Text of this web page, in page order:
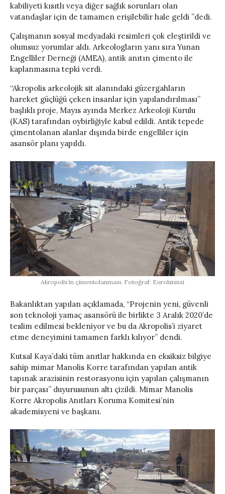
kabiliyeti kısıtlı veya diğer sağlık sorunları olan
vatandaşlar için de tamamen erişilebilir hale geldi ”dedi.
Çalışmanın sosyal medyadaki resimleri çok eleştirildi ve
olumsuz yorumlar aldı. Arkeologların yanı sıra Yunan
Engelliler Derneği (AMEA), antik anıtın çimento ile
kaplanmasına tepki verdi.
“Akropolis arkeolojik sit alanındaki güzergahların
hareket güçlüğü çeken insanlar için yapılandırılması”
başlıklı proje, Mayıs ayında Merkez Arkeoloji Kurulu
(KAS) tarafından oybirliğiyle kabul edildi. Antik tepede
çimentolanan alanlar dışında birde engelliler için
asansör planı yapıldı.
Akropolis’in çimentolanması. Fotoğraf: Eurokinissi
Bakanlıktan yapılan açıklamada, “Projenin yeni, güvenli
son teknoloji yamaç asansörü ile birlikte 3 Aralık 2020’de
teslim edilmesi bekleniyor ve bu da Akropolis’i ziyaret
etme deneyimini tamamen farklı kılıyor” dendi.
Kutsal Kaya’daki tüm anıtlar hakkında en eksiksiz bilgiye
sahip mimar Manolis Korre tarafından yapılan antik
tapınak arazisinin restorasyonu için yapılan çalışmanın
bir parçası” duyurusunun altı çizildi. Mimar Manolis
Korre Akropolis Anıtları Koruma Komitesi’nin
akademisyeni ve başkanı.